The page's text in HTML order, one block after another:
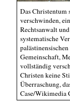
Das Christentum
verschwinden,
Rechtsanwalt
systematische
Gemeinschaft,
vollständig
Christen keine
Überraschung,
Case/Wikimedia